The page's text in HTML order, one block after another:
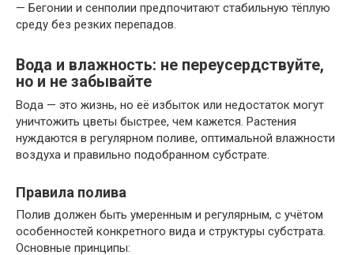
— Бегонии и сенполии предпочитают стабильную тёплую
среду без резких перепадов.
Вода и влажность: не переусердствуйте,
но и не забывайте
Вода — это жизнь, но её избыток или недостаток могут
уничтожить цветы быстрее, чем кажется. Растения
нуждаются в регулярном поливе, оптимальной влажности
воздуха и правильно подобранном субстрате.
Правила полива
Полив должен быть умеренным и регулярным, с учётом
особенностей конкретного вида и структуры субстрата.
Основные принципы: